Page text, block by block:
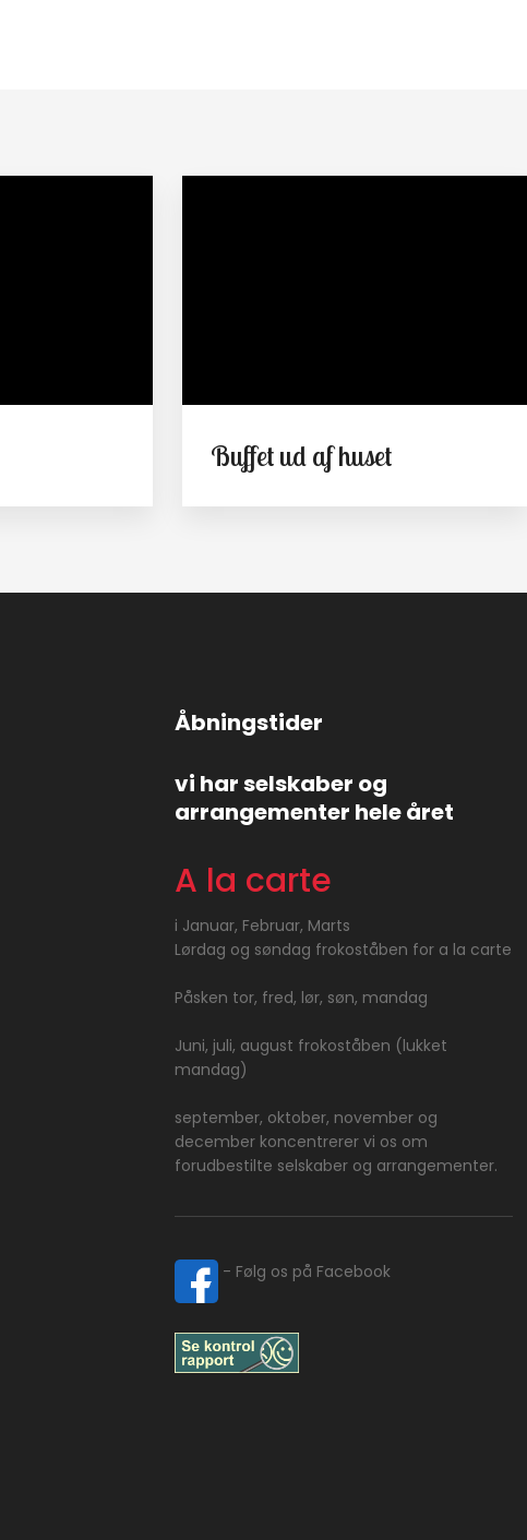
Buffet ud af huset
Åbningstider
vi har selskaber og
arrangementer hele året
A la carte
i​ Januar, Februar, Marts
Lørdag og søndag frokoståben for a la carte
Påsken tor, fred, lør, søn, mandag
Juni, juli, august frokoståben (lukket
mandag)
​september, oktober, november og
december koncentrerer vi os om
forudbestilte selskaber ​og arrangementer.
​ - Følg os på Facebook